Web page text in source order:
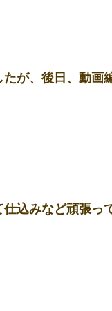
が、後日、動画
込みなど頑張